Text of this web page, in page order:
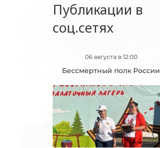
Публикации в
соц.сетях
06 августа в 12:00
Бессмертный полк России